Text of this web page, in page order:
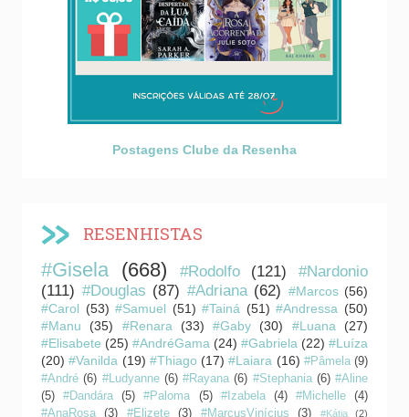
Postagens Clube da Resenha
RESENHISTAS
#Gisela (668) #Rodolfo (121)
#Nardonio
(111) #Douglas (87) #Adriana (62) #Marcos (56)
#Carol (53) #Samuel (51) #Tainá (51) #Andressa (50)
#Manu
(35) #Renara (33) #Gaby (30) #Luana
(27)
#Elisabete (25) #AndréGama (24) #Gabriela (22) #Luíza
(20) #Vanilda (19) #Thiago (17) #Laiara (16) #Pâmela (9)
#André (6) #Ludyanne (6) #Rayana (6) #Stephania (6) #Aline
(5)
#Dandára (5) #Paloma (5) #Izabela (4) #Michelle
(4)
#AnaRosa
(3) #Elizete (3) #MarcusVinícius (3) #Kátia
(2)